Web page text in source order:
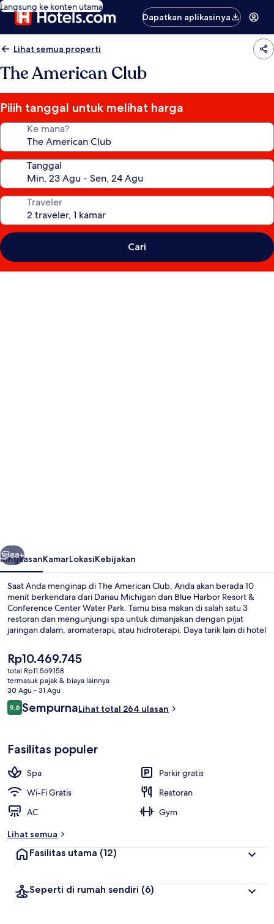
Langsung ke konten utama
Dapatkan aplikasinya
Lihat semua properti
The American Club
Pilih tanggal untuk melihat harga
Ke mana?
Tanggal
Traveler
Cari
Berikutnya
88+
RingkasanKamarLokasiKebijakan
Saat Anda menginap di The American Club, Anda akan berada 10
menit berkendara dari Danau Michigan dan Blue Harbor Resort &
Conference Center Water Park. Tamu bisa makan di salah satu 3
restoran dan mengunjungi spa untuk dimanjakan dengan pijat
jaringan dalam, aromaterapi, atau hidroterapi. Daya tarik lain di hotel
dan kondisi keseluruhan mendapatkan nilai yang baik dari para
traveler.
Harga
saat
ini
Rp10.469.745
Rp10.469.745
total Rp11.569.158
termasuk pajak & biaya lainnya
30 Agu - 31 Agu
Ulasan
9,69,6 dari 10
SempurnaLihat total 264 ulasan
Fasilitas populer
Spa
Parkir gratis
Wi-Fi Gratis
Restoran
AC
Gym
Lihat semua
Fasilitas utama (12)
Seperti di rumah sendiri (6)